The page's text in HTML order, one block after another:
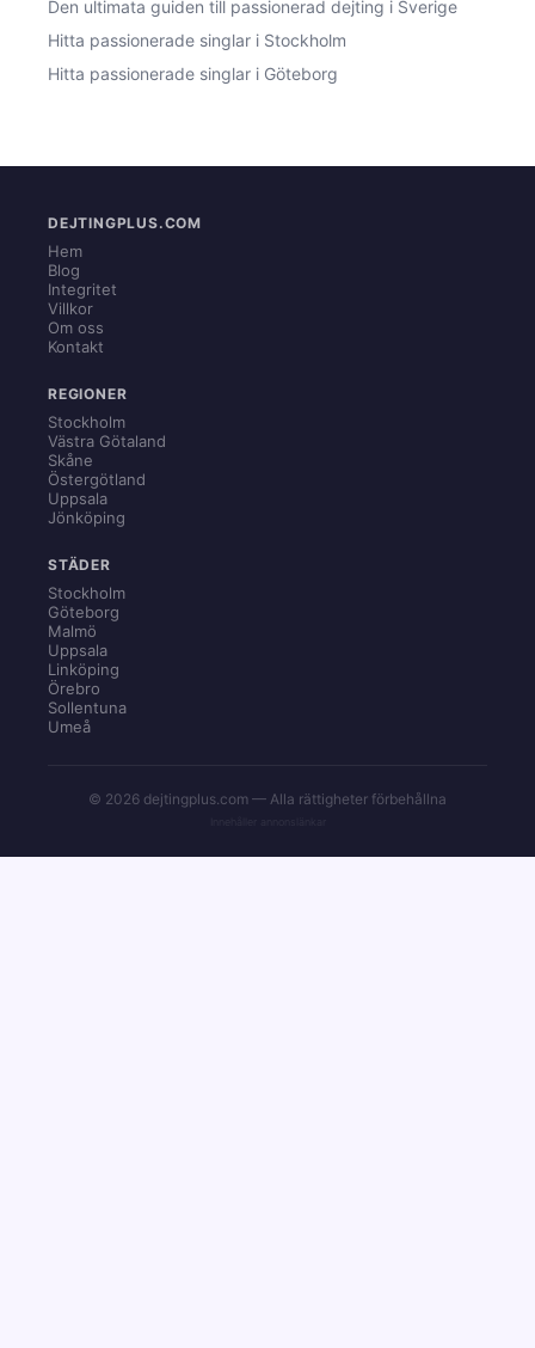
Den ultimata guiden till passionerad dejting i Sverige
Hitta passionerade singlar i Stockholm
Hitta passionerade singlar i Göteborg
DEJTINGPLUS.COM
Hem
Blog
Integritet
Villkor
Om oss
Kontakt
REGIONER
Stockholm
Västra Götaland
Skåne
Östergötland
Uppsala
Jönköping
STÄDER
Stockholm
Göteborg
Malmö
Uppsala
Linköping
Örebro
Sollentuna
Umeå
© 2026 dejtingplus.com — Alla rättigheter förbehållna